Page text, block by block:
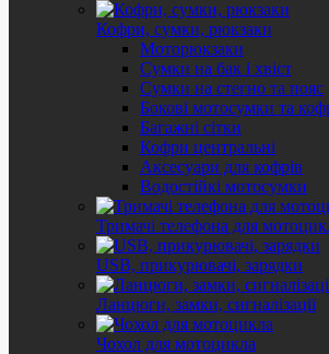
Кофри, сумки, рюкзаки
Моторюкзаки
Сумки на бак і хвіст
Сумки на стегно та пояс
Бокові мотосумки та
Багажні сітки
Кофри центральні
Аксесуари для кофрів
Водостійкі мотосумки
Тримачі телефона для
USB, прикурювачі, зарядки
Ланцюги, замки, сигналізації
Чохол для мотоцикла